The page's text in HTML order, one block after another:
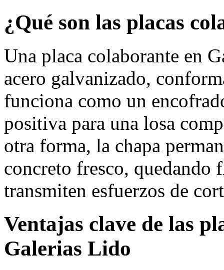
¿Qué son las placas
Una placa colaborante en
acero galvanizado,
funciona como un
positiva para una losa
otra forma, la chapa
concreto fresco, quedando
transmiten esfuerzos de
Ventajas clave de las
Galerias Lido